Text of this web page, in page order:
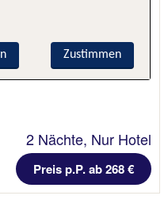
2 Nächte, Nur Hotel
Preis p.P. ab 268 €
Zustimmen